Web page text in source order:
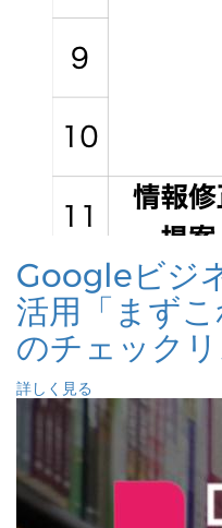
Googleビジ
活用「まず
のチェックリ
詳しく見る